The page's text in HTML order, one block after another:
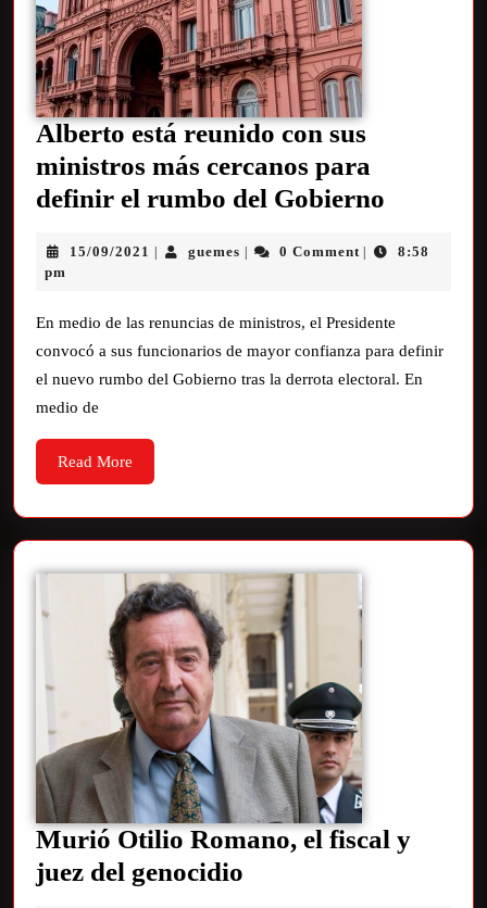
Alberto está reunido con sus
ministros más cercanos para
definir el rumbo del Gobierno
15/09/2021 | guemes | 0 Comment |
8:58
pm
En medio de las renuncias de ministros, el Presidente
convocó a sus funcionarios de mayor confianza para definir
el nuevo rumbo del Gobierno tras la derrota electoral. En
medio de
Read More
Murió Otilio Romano, el fiscal y
juez del genocidio